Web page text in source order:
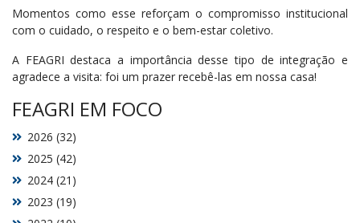
Momentos como esse reforçam o compromisso institucional
com o cuidado, o respeito e o bem-estar coletivo.
A FEAGRI destaca a importância desse tipo de integração e
agradece a visita: foi um prazer recebê-las em nossa casa!
FEAGRI EM FOCO
2023 (19)
2024 (21)
2025 (42)
2026 (32)